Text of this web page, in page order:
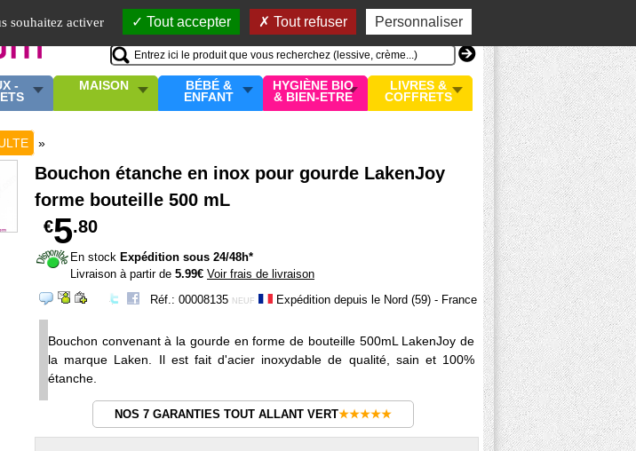
souhaitez activer Tout accepter Tout refuser Personnaliser
Mon compte
MON PANIER
0 article
-
MAISON
BÉBÉ &
ENFANT
HYGIÈNE BIO
& BIEN-ETRE
LIVRES &
COFFRETS
»
Bouchon étanche en inox pour gourde LakenJoy
forme bouteille 500 mL
€5.80
En stock Expédition sous 24/48h*
Livraison à partir de 5.99€ Voir frais de livraison
Réf.: 00008135 NEUF Expédition depuis le Nord (59) - France
Bouchon convenant à la gourde en forme de bouteille 500mL LakenJoy de
la marque Laken. Il est fait d'acier inoxydable de qualité, sain et 100%
étanche.
NOS 7 GARANTIES TOUT ALLANT VERT★★★★★